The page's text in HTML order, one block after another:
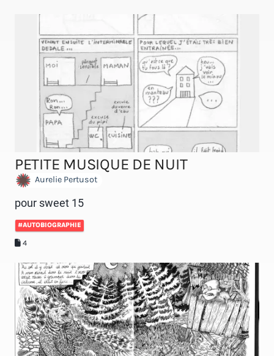
PETITE MUSIQUE DE NUIT
Aurelie Pertusot
pour sweet 15
#AUTOBIOGRAPHIE
4